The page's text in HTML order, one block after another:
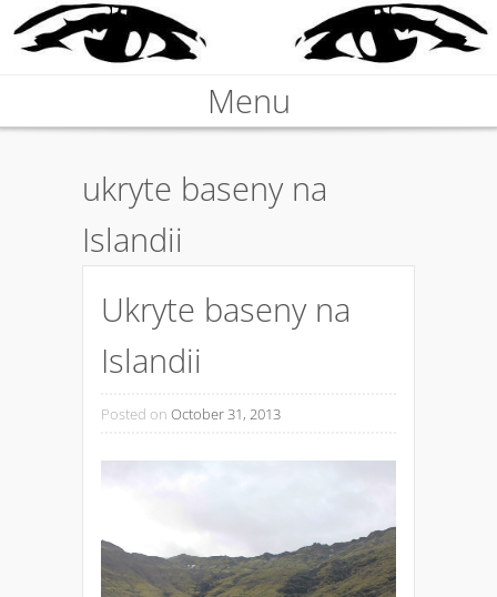
KARABOSKA
Menu
ukryte baseny na
Islandii
Ukryte baseny na
Islandii
Posted on October 31, 2013